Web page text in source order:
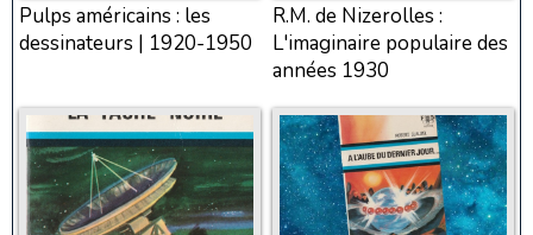
Pulps américains : les
dessinateurs | 1920-1950
R.M. de Nizerolles :
L'imaginaire populaire des
années 1930